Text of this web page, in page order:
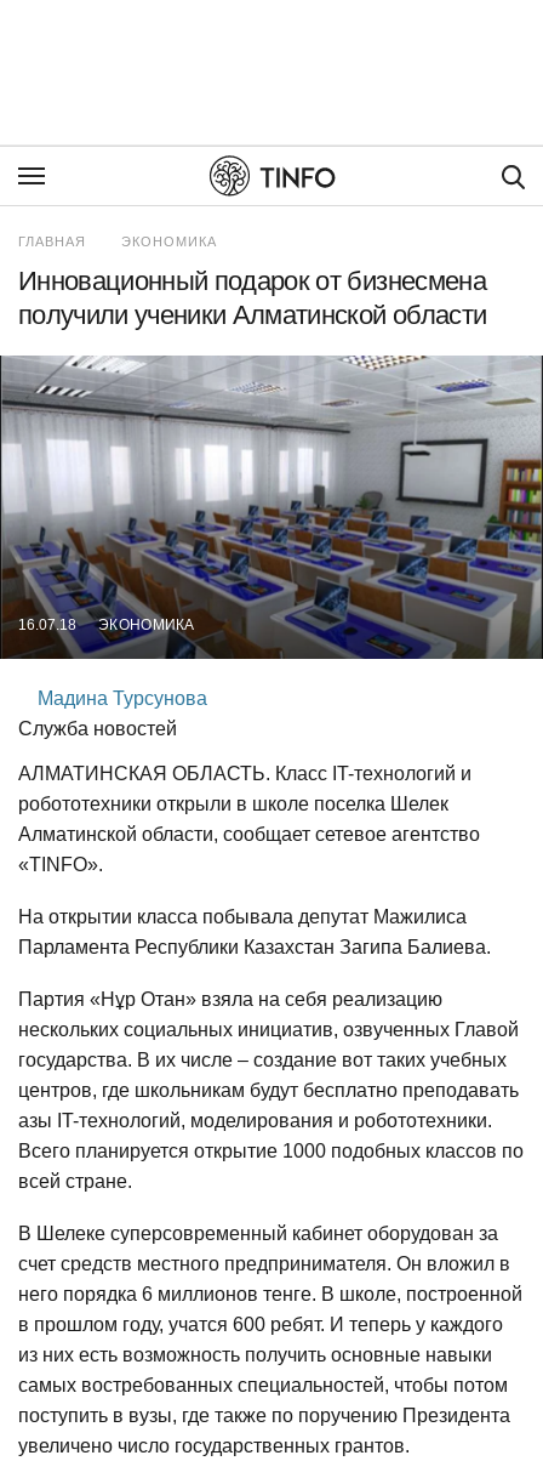
ГЛАВНАЯ ЭКОНОМИКА
Инновационный подарок от бизнесмена
получили ученики Алматинской области
16.07.18 ЭКОНОМИКА
Мадина Турсунова
Служба новостей
АЛМАТИНСКАЯ ОБЛАСТЬ. Класс IT-технологий и
робототехники открыли в школе поселка Шелек
Алматинской области, сообщает сетевое агентство
«TINFO».
На открытии класса побывала депутат Мажилиса
Парламента Республики Казахстан Загипа Балиева.
Партия «Нұр Отан» взяла на себя реализацию
нескольких социальных инициатив, озвученных Главой
государства. В их числе – создание вот таких учебных
центров, где школьникам будут бесплатно преподавать
азы IT-технологий, моделирования и робототехники.
Всего планируется открытие 1000 подобных классов по
всей стране.
В Шелеке суперсовременный кабинет оборудован за
счет средств местного предпринимателя. Он вложил в
него порядка 6 миллионов тенге. В школе, построенной
в прошлом году, учатся 600 ребят. И теперь у каждого
из них есть возможность получить основные навыки
самых востребованных специальностей, чтобы потом
поступить в вузы, где также по поручению Президента
увеличено число государственных грантов.